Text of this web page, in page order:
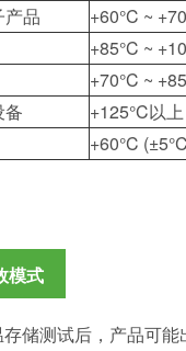
品
+60°C ~
+85°C ~
+70°C ~
备
+125°C以上
+60°C
模式
储测试后，产品可能